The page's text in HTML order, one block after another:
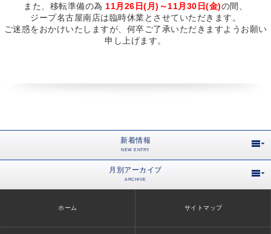
また、移転準備の為 11月26日(月)～11月30日(金)の間、
ジープ名古屋南店は臨時休業とさせていただきます。
ご迷惑をおかけいたしますが、何卒ご了承いただきますようお願い
申し上げます。
新着情報
NEW ENTRY
月別アーカイブ
ARCHIVE
ホーム サイトマップ